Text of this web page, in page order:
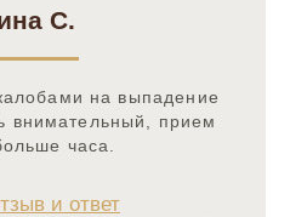
С.
на выпадение
внимательный, прием
часа.
и ответ